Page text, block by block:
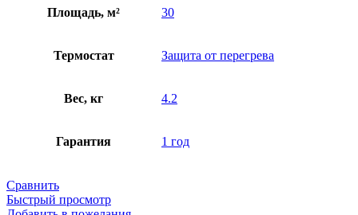
Площадь, м² 30
Термостат Защита от перегрева
Вес, кг 4.2
Гарантия 1 год
Сравнить
Быстрый просмотр